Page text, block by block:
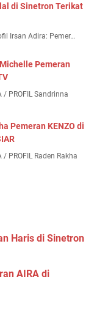
di Sinetron Terikat
Irsan Adira: Pemer…
Pemeran
/ PROFIL Sandrinna
Pemeran KENZO di
/ PROFIL Raden Rakha
Haris di Sinetron
AIRA di